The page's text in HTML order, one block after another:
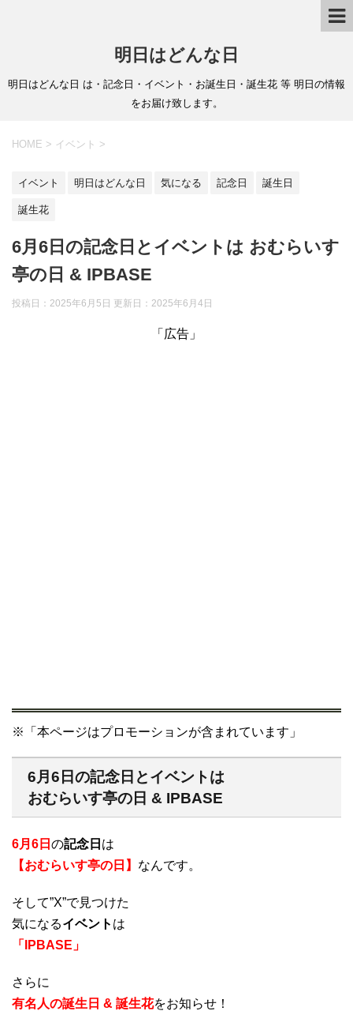
明日はどんな日
明日はどんな日 は・記念日・イベント・お誕生日・誕生花 等 明日の情報
をお届け致します。
HOME > イベント >
イベント 明日はどんな日 気になる 記念日 誕生日
誕生花
6月6日の記念日とイベントは おむらいす
亭の日 & IPBASE
投稿日：2025年6月5日 更新日： 2025年6月4日
「広告」
※「本ページはプロモーションが含まれています」
6月6日の記念日とイベントは
おむらいす亭の日 & IPBASE
6月6日 の記念日 は
【おむらいす亭の日】 なんです。
そして”X”で見つけた
気になるイベント は
「IPBASE」
さらに
有名人の誕生日 & 誕生花をお知らせ！